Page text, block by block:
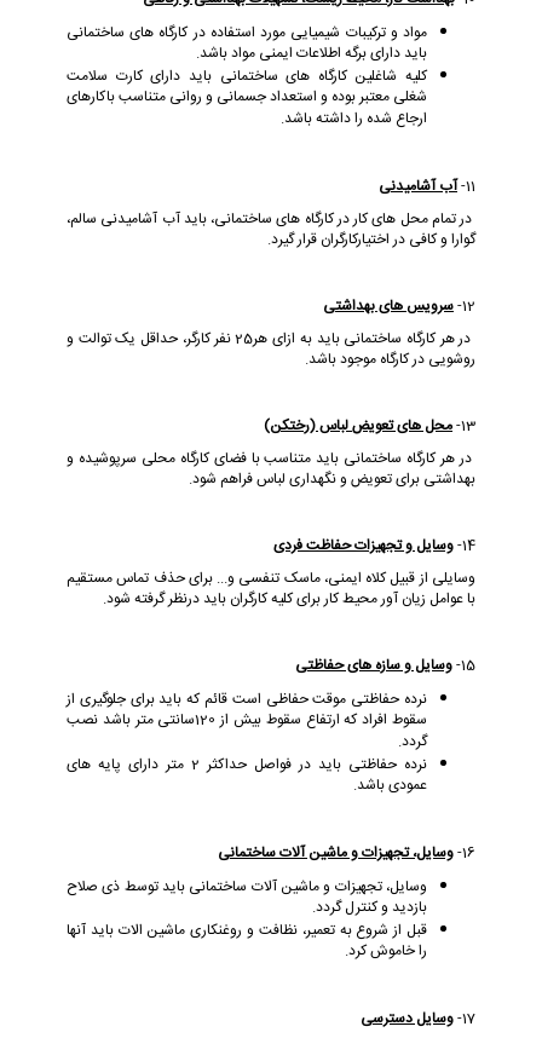
مواد و ترکیبات شیمیایی مورد استفاده در کارگاه های ساختمانی
باید دارای برگه اطلاعات ایمنی مواد باشد.
کلیه شاغلین کارگاه های ساختمانی باید دارای کارت سلامت
شغلی معتبر بوده و استعداد جسمانی و روانی متناسب باکارهای
ارجاع شده را داشته باشد.
11- آب آشامیدنی
در تمام محل های کار در کارگاه های ساختمانی، باید آب آشامیدنی سالم،
گوارا و کافی در اختیارکارگران قرار گیرد.
12- سرویس های بهداشتی
در هر کارگاه ساختمانی باید به ازای هر25 نفر کارگر، حداقل یک توالت و
روشویی در کارگاه موجود باشد.
13- محل های تعویض لباس (رختکن)
در هر کارگاه ساختمانی باید متناسب با فضای کارگاه محلی سرپوشیده و
بهداشتی برای تعویض و نگهداری لباس فراهم شود.
14- وسایل و تجهیزات حفاظت فردی
وسایلی از قبیل کلاه ایمنی، ماسک تنفسی و... برای حذف تماس مستقیم
با عوامل زیان آور محیط کار برای کلیه کارگران باید درنظر گرفته شود.
15- وسایل و سازه های حفاظتی
نرده حفاظتی موقت حفاظی است قائم که باید برای جلوگیری از
سقوط افراد که ارتفاع سقوط بیش از 120سانتی متر باشد نصب
گردد.
نرده حفاظتی باید در فواصل حداکثر 2 متر دارای پایه های
عمودی باشد.
16- وسایل، تجهیزات و ماشین آلات ساختمانی
وسایل، تجهیزات و ماشین آلات ساختمانی باید توسط ذی صلاح
بازدید و کنترل گردد.
قبل از شروع به تعمیر، نظافت و روغنکاری ماشین الات باید آنها
را خاموش کرد.
17- وسایل دسترسی